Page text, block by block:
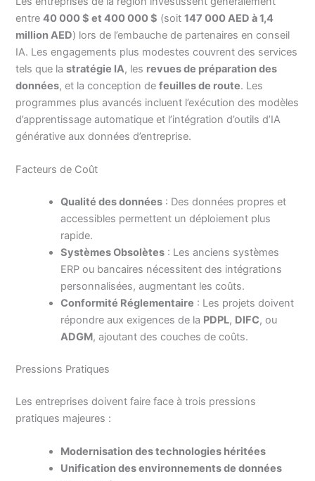
entre40 000 $ et 400 000 $ (soit147 000 AED à 1,4
million AED) lors de l’embauche de partenaires en conseil
IA. Les engagements plus modestes couvrent des services
tels que lastratégie IA, les revues de préparation des
données, et la conception defeuilles de route. Les
programmes plus avancés incluent l’exécution des modèles
d’apprentissage automatique et l’intégration d’outils d’IA
générative aux données d’entreprise.
Facteurs de Coût
Qualité des données : Des données propres et
accessibles permettent un déploiement plus
rapide.
Systèmes Obsolètes : Les anciens systèmes
ERP ou bancaires nécessitent des intégrations
personnalisées, augmentant les coûts.
Conformité Réglementaire : Les projets doivent
répondre aux exigences de la PDPL, DIFC, ou
ADGM, ajoutant des couches de coûts.
Pressions Pratiques
Les entreprises doivent faire face à trois pressions
pratiques majeures :
Modernisation des technologies héritées
Unification des environnements de données